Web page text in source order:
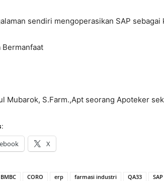
sendiri mengoperasikan SAP sebagai
Bermanfaat
Mubarok, S.Farm.,Apt seorang Apoteker
X
BMBC CORO erp farmasi industri QA33 SAP